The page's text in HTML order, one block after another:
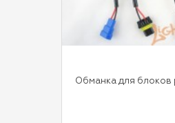
Обманка для блоков